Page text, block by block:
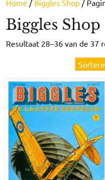
Home / Biggles Shop /
Biggles Shop
Resultaat 28–36 van de